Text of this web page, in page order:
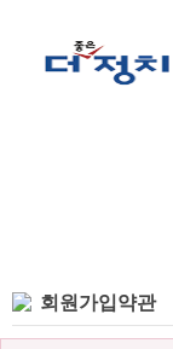
회원가입약관